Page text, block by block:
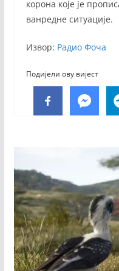
корона које је
ванредне ситуације.
Извор: Радио Фоча
Подијели ову вијест